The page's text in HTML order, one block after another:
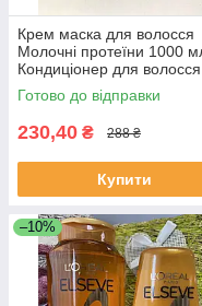
Крем маска для волосся
Молочні протеїни 1000
Кондиціонер для волосся
Готово до відправки
230,40 ₴ 288 ₴
Купити
–10%